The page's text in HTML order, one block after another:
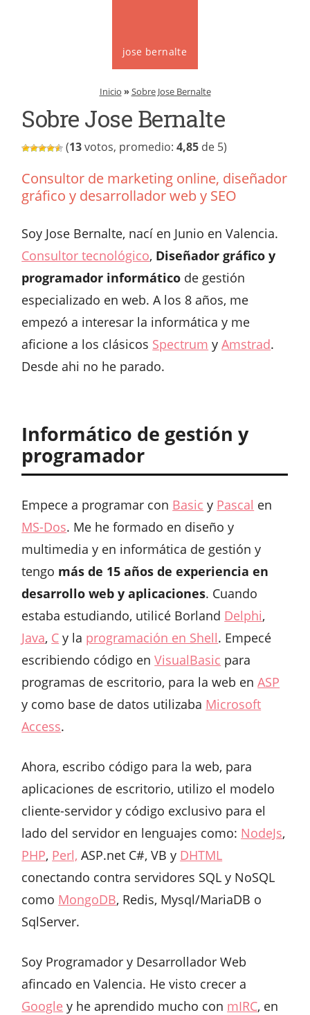
jose bernalte
Inicio »Sobre Jose Bernalte
Sobre Jose Bernalte
(13votos, promedio:4,85 de 5)
Consultor de marketing online, diseñador
gráfico y desarrollador web y SEO
Soy Jose Bernalte, nací en Junio en Valencia.
Consultor tecnológico, Diseñador gráfico y
programador informático de gestión
especializado en web. A los 8 años, me
empezó a interesar la informática y me
aficione a los clásicos Spectrum yAmstrad.
Desde ahi no he parado.
Informático de gestión y
programador
Empece a programar con Basic y Pascal en
MS-Dos. Me he formado en diseño y
multimedia y en informática de gestión y
tengo más de 15 años de experiencia en
desarrollo web y aplicaciones. Cuando
estaba estudiando, utilicé Borland Delphi,
Java, C y la programación en Shell. Empecé
escribiendo código enVisualBasic para
programas de escritorio, para la web enASP
y como base de datos utilizaba Microsoft
Access.
Ahora, escribo código para la web, para
aplicaciones de escritorio, utilizo el modelo
cliente-servidor y código exclusivo para el
lado del servidor en lenguajes como: NodeJs,
PHP, Perl, ASP.net C#, VB y DHTML
conectando contra servidores SQL y NoSQL
como MongoDB, Redis, Mysql/MariaDB o
SqlServer.
Soy Programador y Desarrollador Web
afincado en Valencia. He visto crecer a
Google y he aprendido mucho con mIRC, en